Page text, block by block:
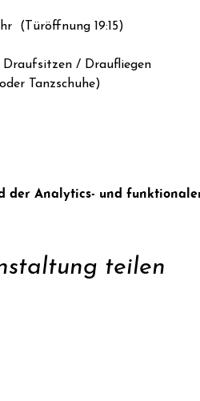
(Türöffnung 19:15)
Draufsitzen / Draufliegen
Tanzschuhe)
der Analytics- und
teilen